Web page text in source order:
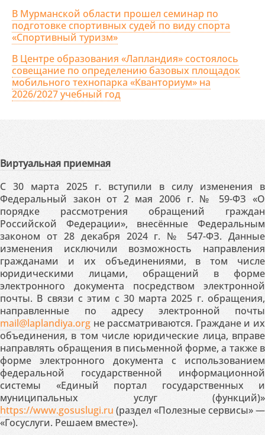
В Мурманской области прошел семинар по
подготовке спортивных судей по виду спорта
«Спортивный туризм»
В Центре образования «Лапландия» состоялось
совещание по определению базовых площадок
мобильного технопарка «Кванториум» на
2026/2027 учебный год
Виртуальная приемная
С 30 марта 2025 г. вступили в силу изменения в
Федеральный закон от 2 мая 2006 г. № 59-ФЗ «О
порядке рассмотрения обращений граждан
Российской Федерации», внесённые Федеральным
законом от 28 декабря 2024 г. № 547-ФЗ. Данные
изменения исключили возможность направления
гражданами и их объединениями, в том числе
юридическими лицами, обращений в форме
электронного документа посредством электронной
почты. В связи с этим с 30 марта 2025 г. обращения,
направленные по адресу электронной почты
mail@laplandiya.org не рассматриваются. Граждане и их
объединения, в том числе юридические лица, вправе
направлять обращения в письменной форме, а также в
форме электронного документа с использованием
федеральной государственной информационной
системы «Единый портал государственных и
муниципальных услуг (функций)»
https://www.gosuslugi.ru (раздел «Полезные сервисы» —
«Госуслуги. Решаем вместе»).